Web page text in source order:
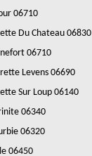
06710
Du Chateau 06830
06710
Levens 06690
Sur Loup 06140
06340
06320
06450